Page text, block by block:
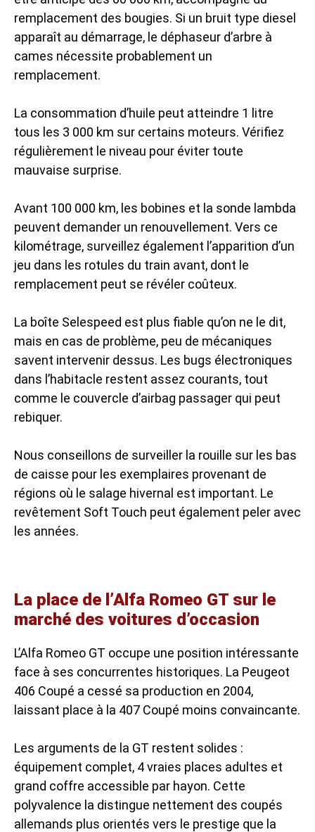
remplacement des bougies. Si un bruit type diesel
apparaît au démarrage, le déphaseur d’arbre à
cames nécessite probablement un
remplacement.
La consommation d’huile peut atteindre 1 litre
tous les 3 000 km sur certains moteurs. Vérifiez
régulièrement le niveau pour éviter toute
mauvaise surprise.
Avant 100 000 km, les bobines et la sonde lambda
peuvent demander un renouvellement. Vers ce
kilométrage, surveillez également l’apparition d’un
jeu dans les rotules du train avant, dont le
remplacement peut se révéler coûteux.
La boîte Selespeed est plus fiable qu’on ne le dit,
mais en cas de problème, peu de mécaniques
savent intervenir dessus. Les bugs électroniques
dans l’habitacle restent assez courants, tout
comme le couvercle d’airbag passager qui peut
rebiquer.
Nous conseillons de surveiller la rouille sur les bas
de caisse pour les exemplaires provenant de
régions où le salage hivernal est important. Le
revêtement Soft Touch peut également peler avec
les années.
La place de l’Alfa Romeo GT sur le
marché des voitures d’occasion
L’Alfa Romeo GT occupe une position intéressante
face à ses concurrentes historiques. La Peugeot
406 Coupé a cessé sa production en 2004,
laissant place à la 407 Coupé moins convaincante.
Les arguments de la GT restent solides :
équipement complet, 4 vraies places adultes et
grand coffre accessible par hayon. Cette
polyvalence la distingue nettement des coupés
allemands plus orientés vers le prestige que la